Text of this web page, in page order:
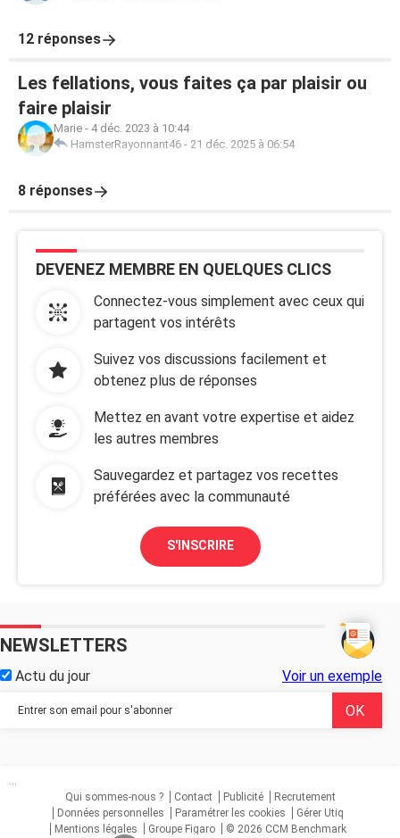
12 réponses
Les fellations, vous faites ça par plaisir ou
faire plaisir
Marie - 4 déc. 2023 à 10:44
HamsterRayonnant46 - 21 déc. 2025 à 06:54
8 réponses
DEVENEZ MEMBRE EN QUELQUES CLICS
Connectez-vous simplement avec ceux qui
partagent vos intérêts
Suivez vos discussions facilement et
obtenez plus de réponses
Mettez en avant votre expertise et aidez
les autres membres
Sauvegardez et partagez vos recettes
préférées avec la communauté
S'INSCRIRE
NEWSLETTERS
Actu du jour Voir un exemple
...
Qui sommes-nous ?
Contact Publicité
Recrutement
Données personnelles
Paramétrer les cookies
Gérer Utiq
Mentions légales
Groupe Figaro © 2026 CCM Benchmark